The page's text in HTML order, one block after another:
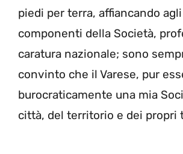
piedi per terra, affiancando
componenti della Società,
caratura nazionale; sono
convinto che il Varese, pur
burocraticamente una mia
città, del territorio e dei propri